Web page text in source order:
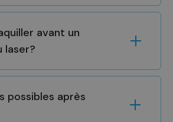
avant un
laser?
possibles après